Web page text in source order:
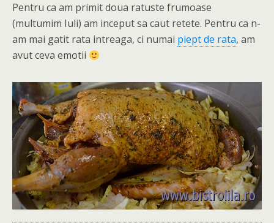
Pentru ca am primit doua ratuste frumoase
(multumim Iuli) am inceput sa caut retete. Pentru ca n-
am mai gatit rata intreaga, ci numai piept de rata, am
avut ceva emotii